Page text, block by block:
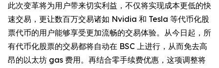
此次变革将为用户带来切实利益，不仅将实现成本更低的快
速交易，更让数百万交易诸如 Nvidia 和 Tesla 等代币化股
票代币的用户能够享受更加流畅的交易体验。从今日起，所
有代币化股票的交易都将自动在 BSC 上进行，从而免去高
昂的以太坊 gas 费用。再结合零手续费优惠，这项调整将